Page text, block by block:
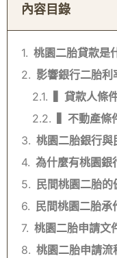
內容目錄
桃園二胎貸款是
影響銀行二胎利
▍貸款人條
▍不動產條
桃園二胎銀行與
為什麼有桃園銀
民間桃園二胎的
民間桃園二胎承
桃園二胎申請文
桃園二胎申請流